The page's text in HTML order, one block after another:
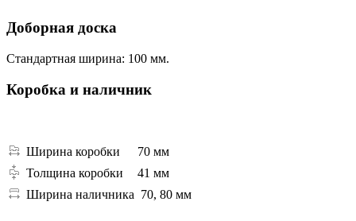
Доборная доска
Стандартная ширина: 100 мм.
Коробка и наличник
Ширина коробки
70 мм
Толщина коробки
41 мм
Ширина наличника 70, 80 мм